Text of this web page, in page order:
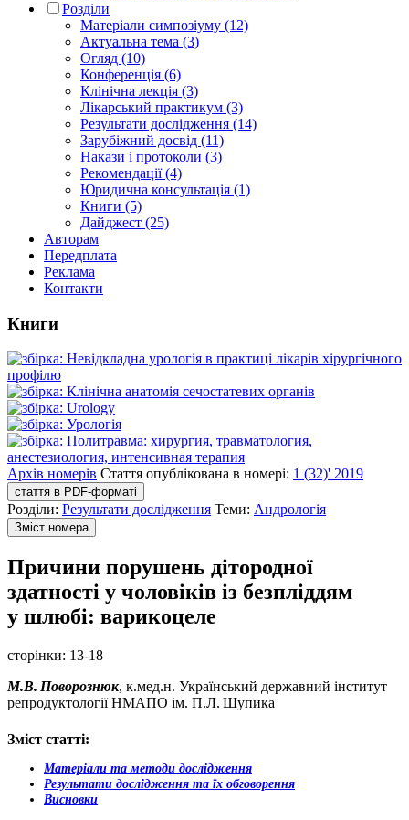
Розділи
Матеріали симпозіуму (12)
Актуальна тема (3)
Огляд (10)
Конференція (6)
Клінічна лекція (3)
Лікарський практикум (3)
Результати дослідження (14)
Зарубіжний досвід (11)
Накази і протоколи (3)
Рекомендації (4)
Юридична консультація (1)
Книги (5)
Дайджест (25)
Авторам
Передплата
Реклама
Контакти
Книги
Архів номерів Стаття опублікована в номері: 1 (32)' 2019
стаття в PDF-форматі
Розділи: Результати дослідження Теми: Андрологія
Зміст номера
Причини порушень дітородної
здатності у чоловіків із безпліддям
у шлюбі: варикоцеле
сторінки: 13-18
М.В. Поворознюк, к.мед.н. Український державний інститут
репродуктології НМАПО ім. П.Л. Шупика
Зміст статті:
Матеріали та методи дослідження
Результати дослідження та їх обговорення
Висновки